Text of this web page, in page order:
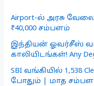
Airport-ல் அரசு
₹40,000 சம்பளம்
இந்தியன் ஓவர்சீஸ்
காலியிடங்கள்! Any
SBI வங்கியில் 1,538
போதும் | மாத